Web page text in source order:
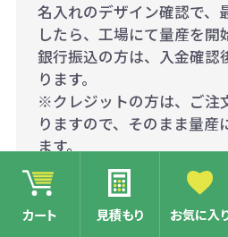
カート 見積もり お気に入
名入れのデザイン確認で、
したら、工場にて量産を開
銀行振込の方は、入金確認
ります。
※クレジットの方は、ご注
りますので、そのまま量産
ます。